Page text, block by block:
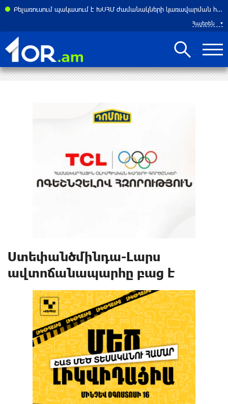
Բելառուսում պակասում է ԽՍՀՄ ժամանակների կառավարման համակարգը․ Լուկաշենկո
Հայերեն
Ստեփանծմինդա-Լարս
ավտոճանապարհը բաց է